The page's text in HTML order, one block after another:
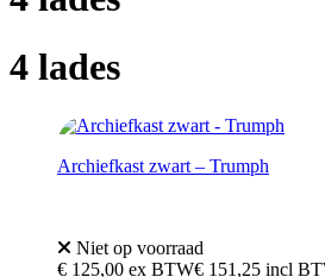
4 lades
Archiefkast zwart – Trumph
Niet op voorraad
€ 125,00 ex BTW€ 151,25 incl